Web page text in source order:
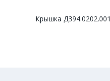
Крышка Д394.0202.001